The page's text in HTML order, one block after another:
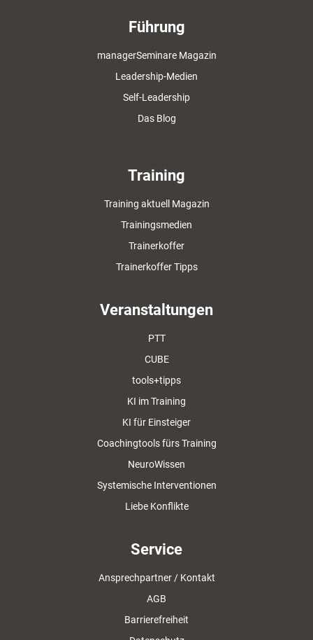
Führung
managerSeminare Magazin
Leadership-Medien
Self-Leadership
Das Blog
Training
Training aktuell Magazin
Trainingsmedien
Trainerkoffer
Trainerkoffer Tipps
Veranstaltungen
PTT
CUBE
tools+tipps
KI im Training
KI für Einsteiger
Coachingtools fürs Training
NeuroWissen
Systemische Interventionen
Liebe Konflikte
Service
Ansprechpartner / Kontakt
AGB
Barrierefreiheit